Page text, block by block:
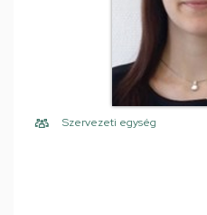
Szervezeti egység